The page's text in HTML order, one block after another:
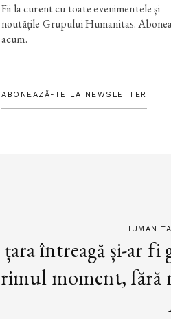
Fii la curent cu toate evenimentele și
noutățile Grupului Humanitas.
acum.
ABONEAZĂ-TE LA NEWSLETTER
țara întreagă și-ar
moment, fără